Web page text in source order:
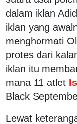
dalam iklan
iklan yang
menghormati
protes dari
iklan itu
mana 11 atlet
Black
Lewat